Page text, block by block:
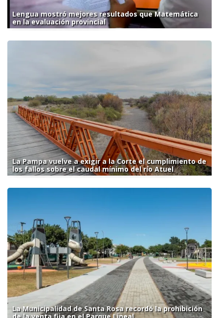
Lengua mostró mejores resultados que Matemática
en la evaluación provincial
La Pampa vuelve a exigir a la Corte el cumplimiento de
los fallos sobre el caudal mínimo del río Atuel
La Municipalidad de Santa Rosa recordó la prohibición